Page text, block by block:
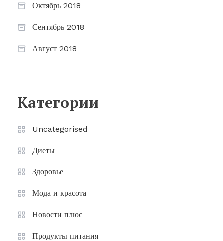
Октябрь 2018
Сентябрь 2018
Август 2018
Категории
Uncategorised
Диеты
Здоровье
Мода и красота
Новости плюс
Продукты питания